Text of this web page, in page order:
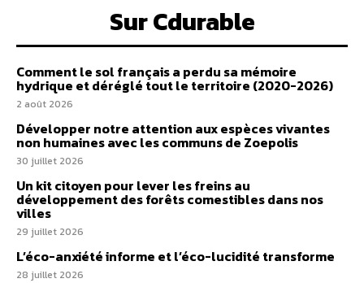
Sur Cdurable
Comment le sol français a perdu sa mémoire
hydrique et déréglé tout le territoire (2020-2026)
2 août 2026
Développer notre attention aux espèces vivantes
non humaines avec les communs de Zoepolis
30 juillet 2026
Un kit citoyen pour lever les freins au
développement des forêts comestibles dans nos
villes
29 juillet 2026
L’éco-anxiété informe et l’éco-lucidité transforme
28 juillet 2026